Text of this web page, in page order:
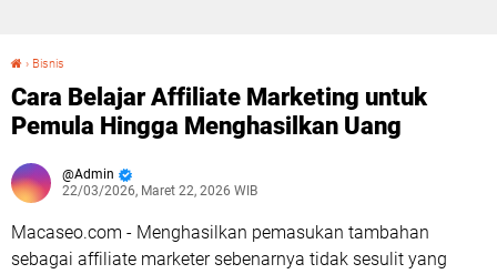
› Bisnis
Cara Belajar Affiliate Marketing untuk
Pemula Hingga Menghasilkan Uang
Admin
22/03/2026, Maret 22, 2026 WIB
Macaseo.com - Menghasilkan pemasukan tambahan
sebagai affiliate marketer sebenarnya tidak sesulit yang